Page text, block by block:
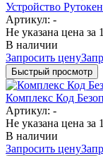
Устройство
Артикул: -
Не указана цена за
В наличии
Запросить цену
Быстрый просмотр
Комплекс Код
Артикул: -
Не указана цена за
В наличии
Запросить цену